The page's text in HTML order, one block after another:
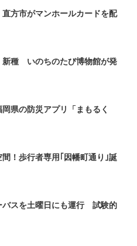
方市がマンホールカードを配
新種 いのちのたび博物館が発
県の防災アプリ「まもるく
！歩行者専用｢因幡町通り｣誕
バスを土曜日にも運行 試験的